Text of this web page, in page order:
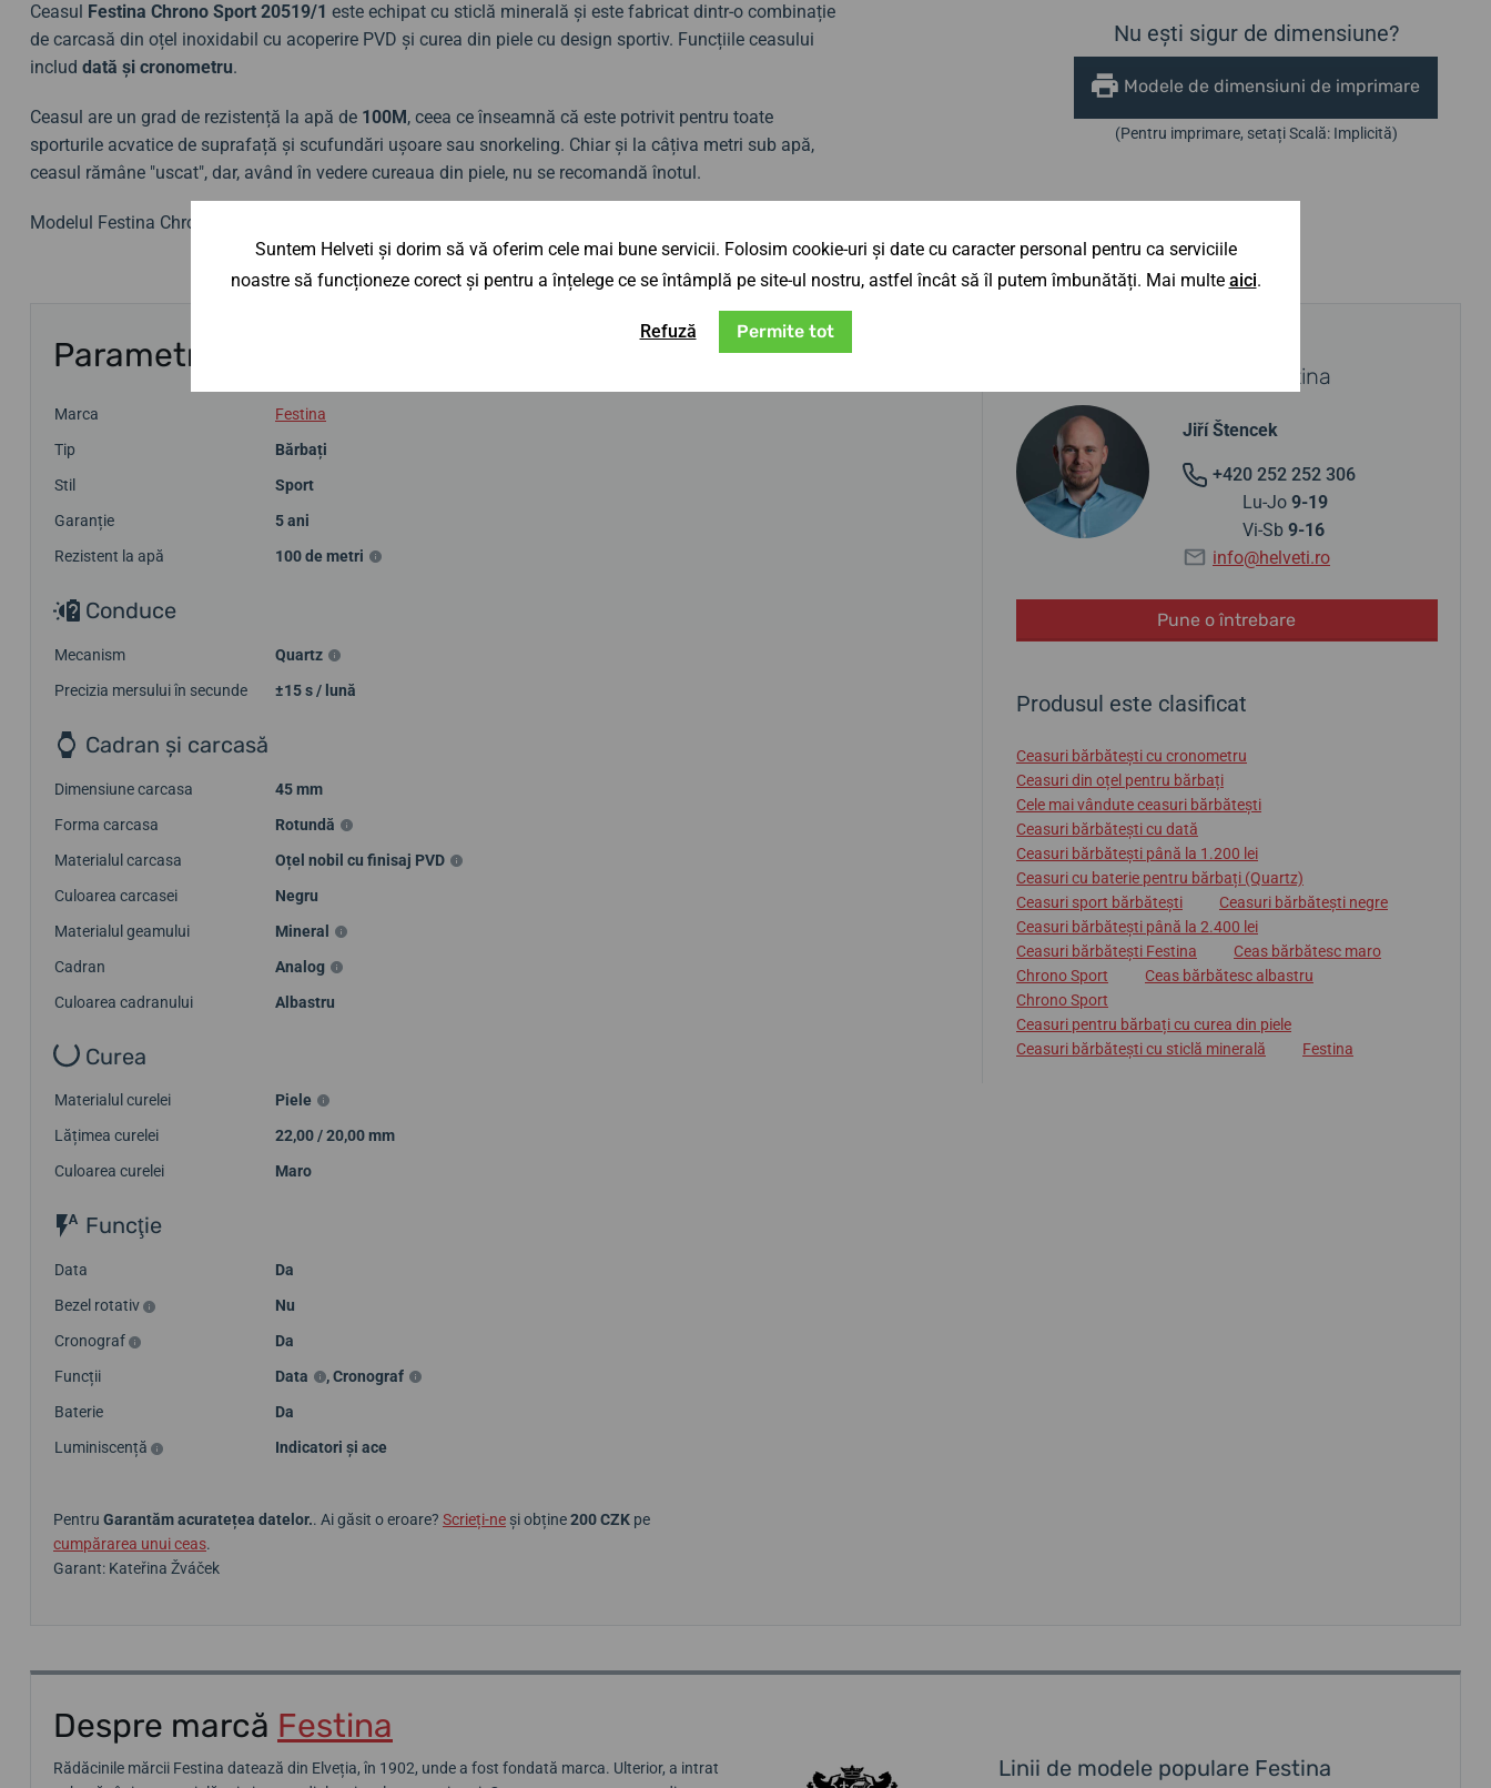
Ceasul Festina Chrono Sport 20519/1 este echipat cu sticlă minerală și este fabricat dintr-o combinație
de carcasă din oțel inoxidabil cu acoperire PVD și curea din piele cu design sportiv. Funcțiile ceasului
includ dată și cronometru.
Ceasul are un grad de rezistență la apă de 100M, ceea ce înseamnă că este potrivit pentru toate
sporturile acvatice de suprafață și scufundări ușoare sau snorkeling. Chiar și la câțiva metri sub apă,
ceasul rămâne "uscat", dar, având în vedere cureaua din piele, nu se recomandă înotul.
Modelul Festina Chrono Sport 20519/1 este cunoscut și sub denumirea de Festina F20519/1.
Nu ești sigur de dimensiune?
Modele de dimensiuni de imprimare
(Pentru imprimare, setați Scală: Implicită)
Parametri
Marca
Festina
Tip
Bărbați
Stil
Sport
Garanție
5 ani
Rezistent la apă
100 de metri
Conduce
Mecanism
Quartz
Precizia mersului în secunde
±15 s / lună
Cadran și carcasă
Dimensiune carcasa
45 mm
Forma carcasa
Rotundă
Materialul carcasa
Oțel nobil cu finisaj PVD
Culoarea carcasei
Negru
Materialul geamului
Mineral
Cadran
Analog
Culoarea cadranului
Albastru
Curea
Materialul curelei
Piele
Lățimea curelei
22,00 / 20,00 mm
Culoarea curelei
Maro
Funcţie
Data
Da
Bezel rotativ
Nu
Cronograf
Da
Funcții
Data ,Cronograf
Baterie
Da
Luminiscență
Indicatori și ace
Pentru Garantăm acuratețea datelor.. Ai găsit o eroare? Scrieți-ne și obține200 CZK pe
cumpărarea unui ceas.
Garant: Kateřina Žváček
Contactați un specialist Festina
Jiří Štencek
+420 252 252 306
Lu-Jo 9-19
Vi-Sb 9-16
info@helveti.ro
Pune o întrebare
Produsul este clasificat
Ceasuri bărbătești cu cronometru
Ceasuri din oțel pentru bărbați
Cele mai vândute ceasuri bărbătești
Ceasuri bărbătești cu dată
Ceasuri bărbătești până la 1.200 lei
Ceasuri cu baterie pentru bărbați (Quartz)
Ceasuri sport bărbătești
Ceasuri bărbătești negre
Ceasuri bărbătești până la 2.400 lei
Ceasuri bărbătești Festina
Ceas bărbătesc maro
Chrono Sport
Ceas bărbătesc albastru
Chrono Sport
Ceasuri pentru bărbați cu curea din piele
Ceasuri bărbătești cu sticlă minerală
Festina
Despre marcă Festina
Rădăcinile mărcii Festina datează din Elveția, în 1902, unde a fost fondată marca. Ulterior, a intrat
Linii de modele populare Festina
Suntem Helveti și dorim să vă oferim cele mai bune servicii. Folosim cookie-uri și date cu caracter personal pentru ca serviciile
noastre să funcționeze corect și pentru a înțelege ce se întâmplă pe site-ul nostru, astfel încât să îl putem îmbunătăți. Mai multe aici.
Refuză Permite tot